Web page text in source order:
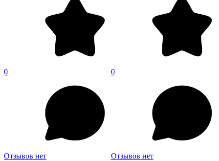
0
Отзывов нет
0
Отзывов нет